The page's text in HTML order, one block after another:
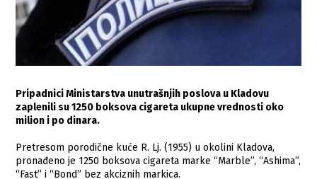
Pripadnici Ministarstva unutrašnjih poslova u Kladovu
zaplenili su 1250 boksova cigareta ukupne vrednosti oko
milion i po dinara.
Pretresom porodične kuće R. Lj. (1955) u okolini Kladova,
pronađeno je 1250 boksova cigareta marke “Marble”, “Ashima”,
“Fast” i “Bond” bez akciznih markica.